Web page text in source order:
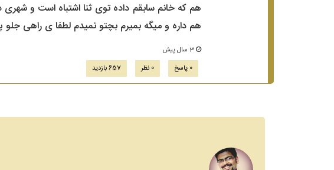
هم که خانم سابقم داده توی ثنا اشتباه است و
هم داره و میگه بمیرم بچتو نمیدم لطفا ی راهی جلو پام بزارید. 56 ثانیه پیش 0 پاسخ
3 سال پیش
0 پاسخ
0 نظر 657 بازدید